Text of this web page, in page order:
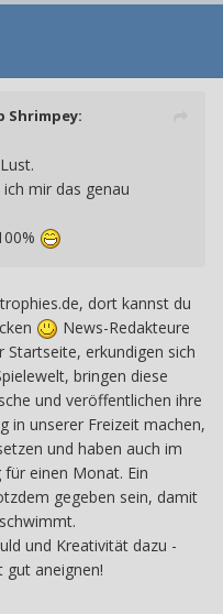
Shrimpey:
mir das genau
dort kannst du
News-Redakteure
erkundigen sich
bringen diese
und veröffentlichen ihre
in unserer Freizeit machen,
und haben auch im
einen Monat. Ein
gegeben sein, damit
und Kreativität dazu -
gut aneignen!